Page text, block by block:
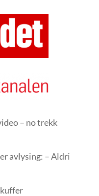
– no trekk
avlysing: – Aldri